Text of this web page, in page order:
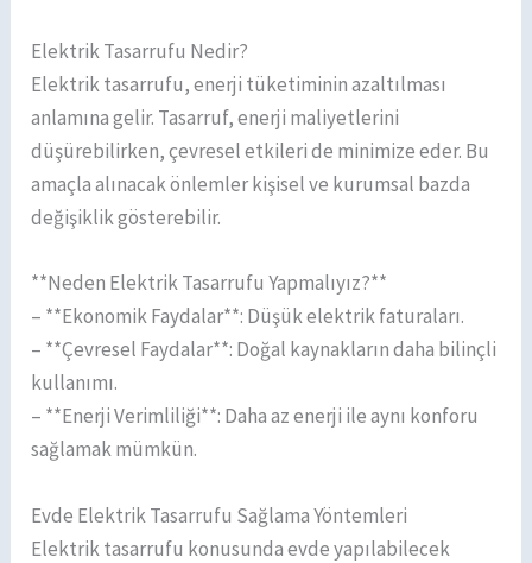
Elektrik Tasarrufu Nedir?
Elektrik tasarrufu, enerji tüketiminin azaltılması
anlamına gelir. Tasarruf, enerji maliyetlerini
düşürebilirken, çevresel etkileri de minimize eder. Bu
amaçla alınacak önlemler kişisel ve kurumsal bazda
değişiklik gösterebilir.
**Neden Elektrik Tasarrufu Yapmalıyız?**
– **Ekonomik Faydalar**: Düşük elektrik faturaları.
– **Çevresel Faydalar**: Doğal kaynakların daha bilinçli
kullanımı.
– **Enerji Verimliliği**: Daha az enerji ile aynı konforu
sağlamak mümkün.
Evde Elektrik Tasarrufu Sağlama Yöntemleri
Elektrik tasarrufu konusunda evde yapılabilecek